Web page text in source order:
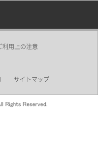
利用上の注意
サイトマップ